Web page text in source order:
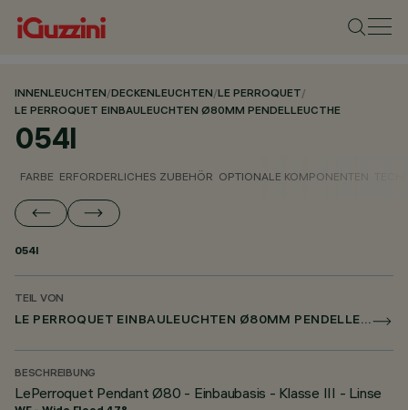
INNENLEUCHTEN/DECKENLEUCHTEN/LE PERROQUET/
LE PERROQUET EINBAULEUCHTEN Ø80MM PENDELLEUCTHE
054I
FARBE ERFORDERLICHES ZUBEHÖR OPTIONALE KOMPONENTEN
054I
TEIL VON
LE PERROQUET EINBAULEUCHTEN Ø80MM PENDELLEUCTHE
BESCHREIBUNG
LePerroquet Pendant Ø80 - Einbaubasis - Klasse III - Linse